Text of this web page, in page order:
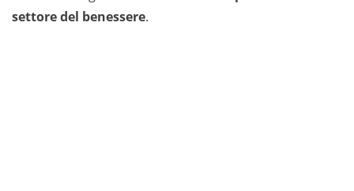
settore del benessere.